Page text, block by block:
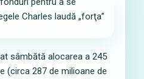
sâmbătă alocarea a 245
(circa 287 de milioane de